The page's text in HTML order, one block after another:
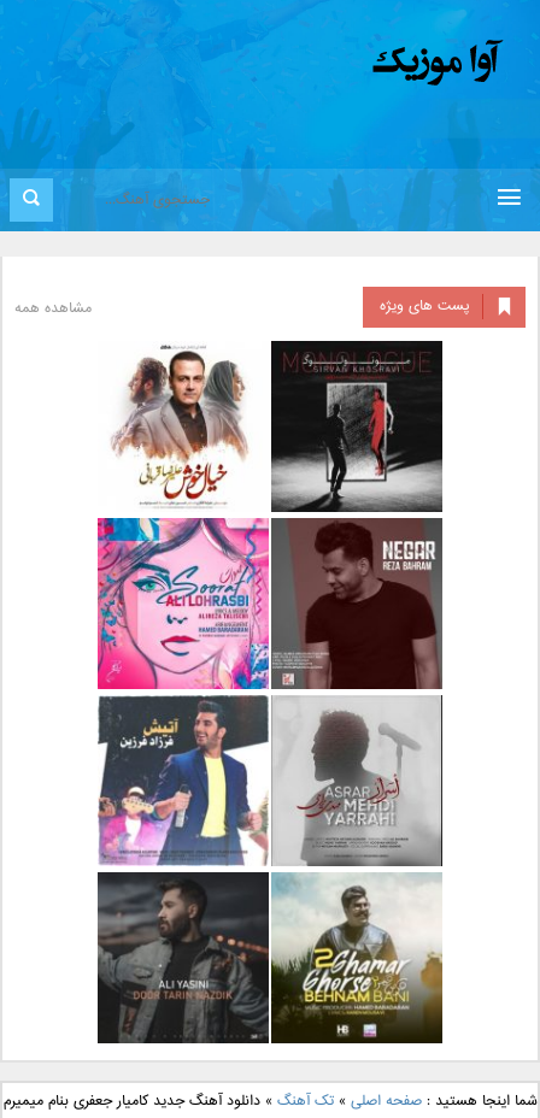
پست های ویژه مشاهده همه
دانلود آلبوم جدید سیروان
خسروی بنام مونولوگ
دانلود آهنگ جدید علیرضا
قربانی بنام خیال خوش
دانلود آهنگ جدید رضا
بهرام بنام نگار
دانلود آهنگ جدید علی
لهراسبی بنام صورت
دانلود آهنگ جدید مهدی
یراحی بنام اسرار
دانلود آهنگ جدید فرزاد
فرزین بنام آتیش
دانلود آهنگ جدید بهنام
بانی بنام قرص قمر 2
دانلود آهنگ جدید علی
یاسینی بنام دورترین نزدیک
شما اینجا هستید :صفحه اصلی »تک آهنگ »دانلود آهنگ جدید کامیار جعفری بنام میمیرم